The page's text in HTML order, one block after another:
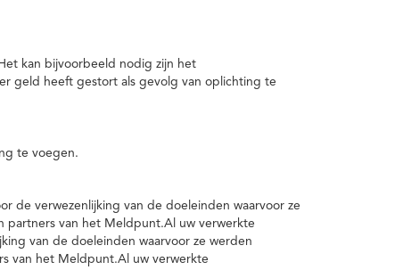
kan bijvoorbeeld nodig zijn het
geld heeft gestort als gevolg van oplichting te
te voegen.
de verwezenlijking van de doeleinden waarvoor ze
partners van het Meldpunt.Al uw verwerkte
van de doeleinden waarvoor ze werden
van het Meldpunt.Al uw verwerkte